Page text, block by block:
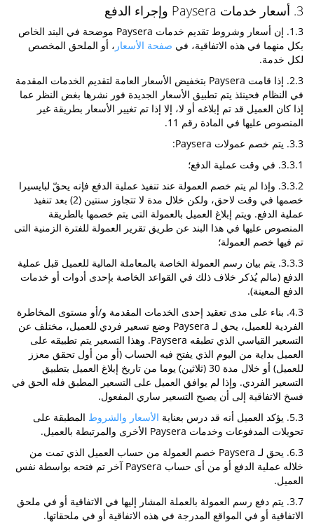
3. أسعار خدمات Paysera وإجراء الدفع
1.3. إن أسعار وشروط تقديم خدمات Paysera موضحة في البند الخاص
بكل منهما في هذه الاتفاقية، في صفحة الأسعار ، أو الملحق المخصص
لكل خدمة.
2.3. إذا قامت Paysera بتخفيض الأسعار العامة لتقديم الخدمات المقدمة
في النظام فحينئذ يتم تطبيق الأسعار الجديدة فور نشرها بغض النظر عما
إذا كان العميل قد تم إبلاغه أو لا، إلا إذا تم تغيير الأسعار بطريقة غير
المنصوص عليها في المادة رقم 11.
3.3. يتم خصم عمولات Paysera:
3.3.1. في وقت عملية الدفع؛
3.3.2. وإذا لم يتم خصم العمولة عند تنفيذ عملية الدفع فإنه يحقّ لبايسيرا
خصمها في وقت لاحق، ولكن خلال مدة لا تتجاوز سنتين (2) بعد تنفيذ
عملية الدفع. ويتم إبلاغ العميل بالعمولة التى يتم خصمها بالطريقة
المنصوص عليها في هذا البند عن طريق تقرير العمولة للفترة الزمنية التى
تم فيها خصم العمولة؛
3.3.3. يتم بيان رسم العمولة الخاصة بالمعاملة المالية للعميل قبل عملية
الدفع (مالم يُذكر خلاف ذلك في القواعد الخاصة بإحدى أدوات أو خدمات
الدفع المعينة).
4.3. بناء على مدى تعقيد إحدى الخدمات المقدمة و/أو مستوى المخاطرة
الفردية للعميل، يحق لـ Paysera وضع تسعير فردي للعميل، مختلف عن
التسعير القياسي الذي تطبقه Paysera. وهذا التسعير يتم تطبيقه على
العميل بداية من اليوم الذي يفتح فيه الحساب (أو من أول تحقق معزز
للعميل) أو خلال مدة 30 (ثلاثين) يوما من تاريخ إبلاغ العميل بتطبيق
التسعير الفردي. وإذا لم يوافق العميل على التسعير المطبق فله الحق في
فسخ الاتفاقية إلى أن يصبح التسعير ساري المفعول.
5.3. يؤكد العميل أنه قد درس بعناية
الأسعار والشروط المطبقة على
تحويلات المدفوعات وخدمات Paysera الأخرى والمرتبطة بالعميل.
6.3. يحق لـ Paysera خصم العمولة من حساب العميل الذي تمت من
خلاله عملية الدفع أو من أى حساب Paysera آخر تم فتحه بواسطة نفس
العميل.
3.7. يتم دفع رسم العمولة بالعملة المشار إليها في الاتفاقية أو في ملحق
الاتفاقية أو في المواقع المدرجة في هذه الاتفاقية أو في ملحقاتها.